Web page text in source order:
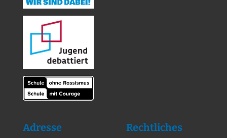
Adresse Rechtliches